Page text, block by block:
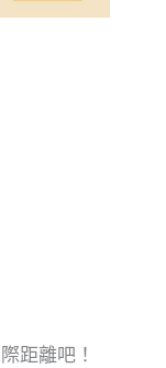
距離吧！